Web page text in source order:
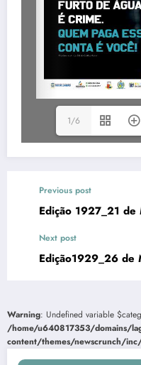
1/6
Previous post
Edição 1927_21
Next post
Edição1929_26 de
Warning: Undefined variable
/home/u640817353/domains/
content/themes/newscrunch/